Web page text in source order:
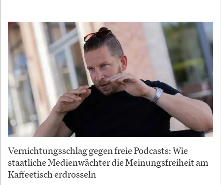
Vernichtungsschlag gegen freie Podcasts: Wie
staatliche Medienwächter die Meinungsfreiheit am
Kaffeetisch erdrosseln